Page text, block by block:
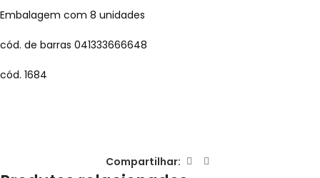
Embalagem com 8 unidades
cód. de barras 041333666648
cód. 1684
Compartilhar: